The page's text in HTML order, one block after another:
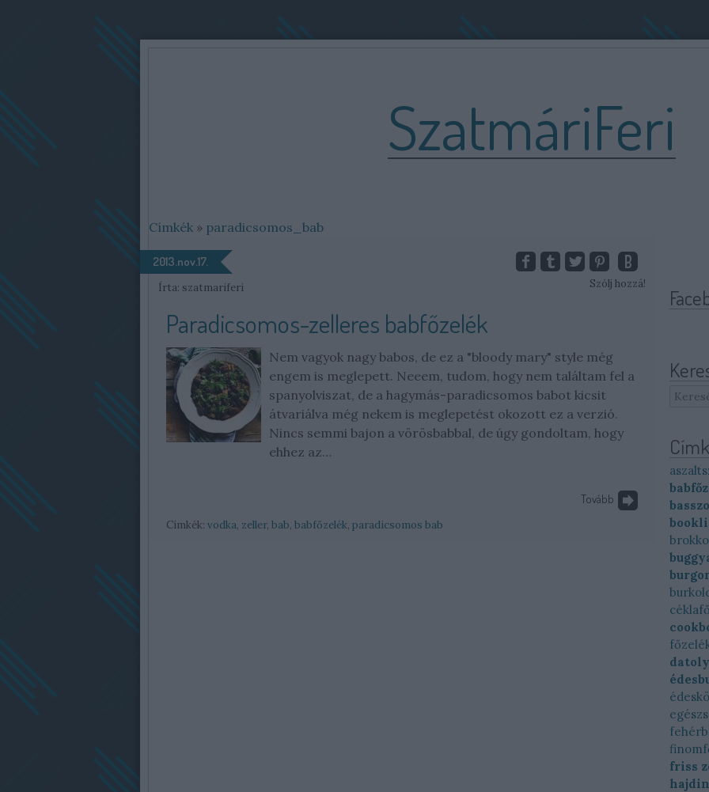
SzatmáriFeri
Címkék » paradicsomos_bab
2013.nov.17.
Írta: szatmariferi Szólj hozzá!
Paradicsomos-zelleres babfőzelék
Nem vagyok nagy babos, de ez a "bloody mary" style még
engem is meglepett. Neeem, tudom, hogy nem találtam fel a
spanyolviszat, de a hagymás-paradicsomos babot kicsit
átvariálva még nekem is meglepetést okozott ez a verzió.
Nincs semmi bajon a vörösbabbal, de úgy gondoltam, hogy
ehhez az…
Tovább
Címkék: vodka, zeller, bab, babfőzelék, paradicsomos bab
friss